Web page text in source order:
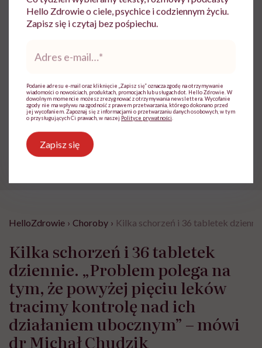
Powiązane tematy:
i
Treści zawarte w serwisie mają wyłącznie
charakter informacyjny i nie stanowią porady
lekarskiej. Pamiętaj, że w przypadku
problemów ze zdrowiem należy bezwzględnie
skonsultować się z lekarzem.
HelloZdrowie › Choroby › Kilka schorzeń i 36 tabletek
Kilka schorzeń i 36 tabletek
dziennie. „Problem polega na
tym, że powyżej pięciu leków
tracimy kontrolę nad ich
działaniem ubocznym” – mówi
dr Michał Chudzik
Hello Zdrowie o ciele, psychice i codziennym życiu.
Zapisz się i czytaj bez pośpiechu.
*
Podanie adresu e-mail oraz kliknięcie „Zapisz się” oznacza zgodę na otrzymywanie
wiadomości o nowościach, produktach, promocjach lub usługach dot. Hello Zdrowie. W
dowolnym momencie możesz zrezygnować z otrzymywania newslettera. Wycofanie
zgody nie ma wpływu na zgodność z prawem przetwarzania, którego dokonano przed
jej wycofaniem. Zapoznaj się z informacjami o przetwarzaniu danych osobowych, w tym
o przysługujących Ci prawach, w naszej Polityce prywatności
Zapisz się